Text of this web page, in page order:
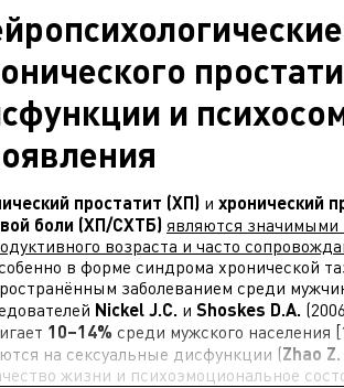
и
простатит (ХП) и хронический
боли (ХП/СХТБ) являются значимыми
возраста и часто
в форме синдрома хронической
заболеванием среди
Nickel J.C. и Shoskes D.A.
10–14% среди мужского населения
на сексуальные дисфункции (Zhao
жизни и психоэмоциональное